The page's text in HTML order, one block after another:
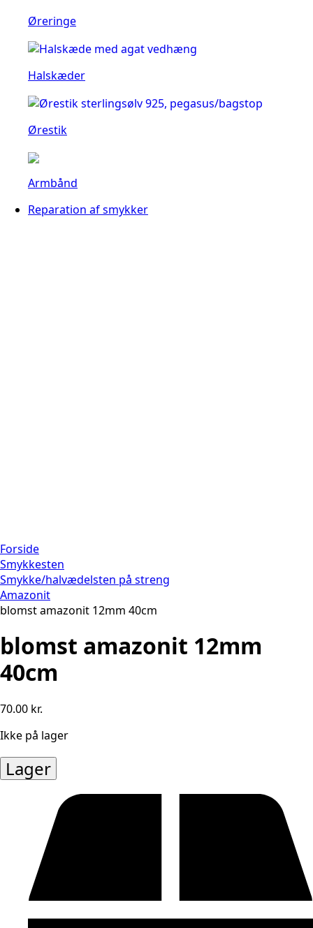
Øreringe
Halskæder
Ørestik
Armbånd
Reparation af smykker
Forside
Smykkesten
Smykke/halvædelsten på streng
Amazonit
blomst amazonit 12mm 40cm
blomst amazonit 12mm
40cm
70.00 kr.
Ikke på lager
Lager